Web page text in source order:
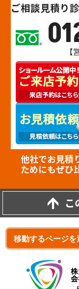
ご相談見積り
他社でお見積
ためにもぜひ
こ